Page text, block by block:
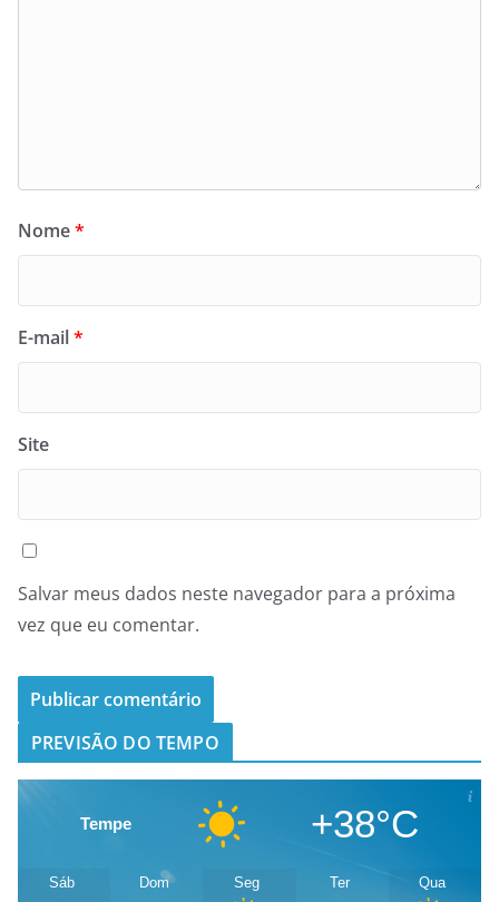
Nome*
E-mail*
Site
Salvar meus dados neste navegador para a próxima
vez que eu comentar.
PREVISÃO DO TEMPO
Tempe +38°C
Sáb Dom Seg Ter Qua